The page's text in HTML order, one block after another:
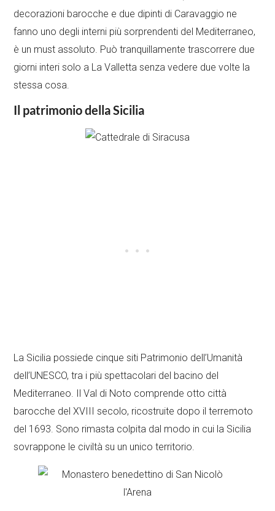
decorazioni barocche e due dipinti di Caravaggio ne
fanno uno degli interni più sorprendenti del Mediterraneo,
è un must assoluto. Può tranquillamente trascorrere due
giorni interi solo a La Valletta senza vedere due volte la
stessa cosa.
Il patrimonio della Sicilia
La Sicilia possiede cinque siti Patrimonio dell’Umanità
dell’UNESCO, tra i più spettacolari del bacino del
Mediterraneo. Il Val di Noto comprende otto città
barocche del XVIII secolo, ricostruite dopo il terremoto
del 1693. Sono rimasta colpita dal modo in cui la Sicilia
sovrappone le civiltà su un unico territorio.